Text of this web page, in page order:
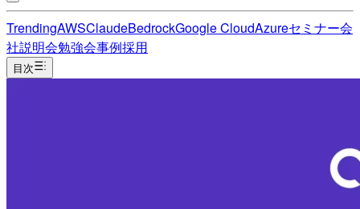
TrendingAWSClaudeBedrockGoogle CloudAzureセミナー会
社説明会勉強会事例採用
目次